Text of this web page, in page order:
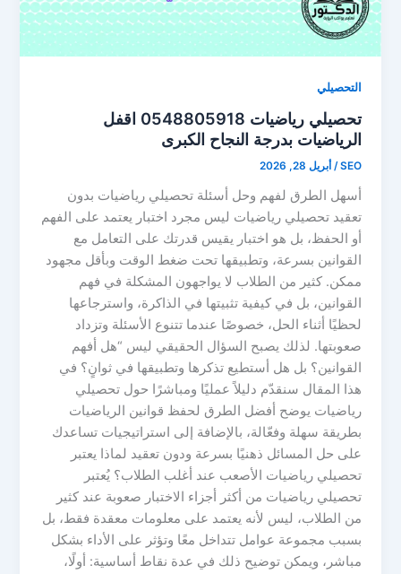
التحصيلي
تحصيلي رياضيات 0548805918 اقفل
الرياضيات بدرجة النجاح الكبرى
SEO
/ أبريل 28, 2026
أسهل الطرق لفهم وحل أسئلة تحصيلي رياضيات بدون
تعقيد تحصيلي رياضيات ليس مجرد اختبار يعتمد على الفهم
أو الحفظ، بل هو اختبار يقيس قدرتك على التعامل مع
القوانين بسرعة، وتطبيقها تحت ضغط الوقت وبأقل مجهود
ممكن. كثير من الطلاب لا يواجهون المشكلة في فهم
القوانين، بل في كيفية تثبيتها في الذاكرة، واسترجاعها
لحظيًا أثناء الحل، خصوصًا عندما تتنوع الأسئلة وتزداد
صعوبتها. لذلك يصبح السؤال الحقيقي ليس “هل أفهم
القوانين؟ بل هل أستطيع تذكرها وتطبيقها في ثوانٍ؟ في
هذا المقال سنقدّم دليلاً عمليًا ومباشرًا حول تحصيلي
رياضيات يوضح أفضل الطرق لحفظ قوانين الرياضيات
بطريقة سهلة وفعّالة، بالإضافة إلى استراتيجيات تساعدك
على حل المسائل ذهنيًا بسرعة ودون تعقيد لماذا يعتبر
تحصيلي رياضيات الأصعب عند أغلب الطلاب؟ يُعتبر
تحصيلي رياضيات من أكثر أجزاء الاختبار صعوبة عند كثير
من الطلاب، ليس لأنه يعتمد على معلومات معقدة فقط، بل
بسبب مجموعة عوامل تتداخل معًا وتؤثر على الأداء بشكل
مباشر، ويمكن توضيح ذلك في عدة نقاط أساسية: أولًا،